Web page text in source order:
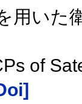
用いた
of